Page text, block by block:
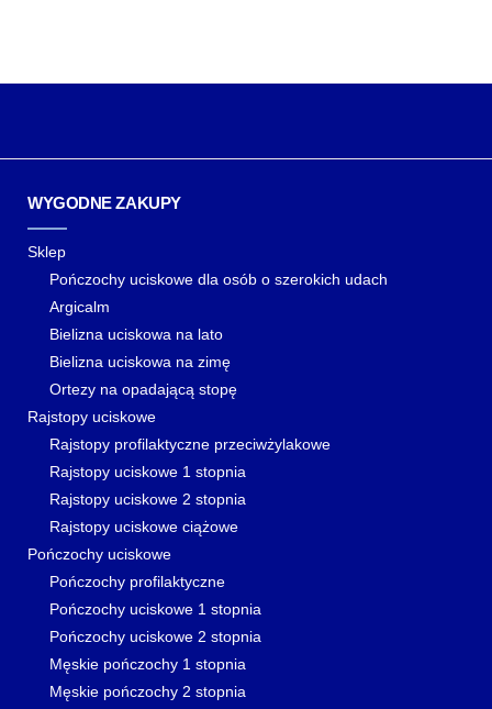
WYGODNE ZAKUPY
Sklep
Pończochy uciskowe dla osób o szerokich udach
Argicalm
Bielizna uciskowa na lato
Bielizna uciskowa na zimę
Ortezy na opadającą stopę
Rajstopy uciskowe
Rajstopy profilaktyczne przeciwżylakowe
Rajstopy uciskowe 1 stopnia
Rajstopy uciskowe 2 stopnia
Rajstopy uciskowe ciążowe
Pończochy uciskowe
Pończochy profilaktyczne
Pończochy uciskowe 1 stopnia
Pończochy uciskowe 2 stopnia
Męskie pończochy 1 stopnia
Męskie pończochy 2 stopnia